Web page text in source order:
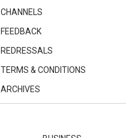
CHANNELS
FEEDBACK
REDRESSALS
TERMS & CONDITIONS
ARCHIVES